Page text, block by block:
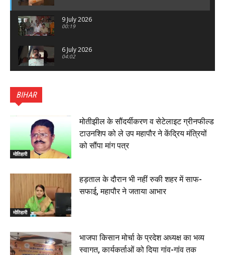
9 July 2026
00:19
6 July 2026
04:02
का भव्य पथ संचलन, 5 July 2026
बेतिया : मझौलिया में 1.24 क्विंटल गांजा के साथ बोलेरो ज़ब्त, दो
तस्कर गिरफ्तार, 4 July 2026
00:39
00:33
रक्सौल : सुरक्षा जॉंच को सोना-चांदी दुकानों का एसडीपीओ और
थानाध्यक्ष ने किया निरीक्षण, 19 June 2026
00:58
बेतिया में सगे भाई ने मां के साथ मिलकर की भाई की हत्या, शव
जलाया, दोनों गिरफ्तार, 14 June 2026
00:12
BIHAR
मोतिहारी
मोतीझील के सौंदर्यीकरण व सेटेलाइट ग्रीनफील्ड
टाउनशिप को ले उप महापौर ने केंद्रिय मंत्रियों
को सौंपा मांग पत्र
मोतिहारी
हड़ताल के दौरान भी नहीं रुकी शहर में साफ-
सफाई, महापौर ने जताया आभार
भाजपा किसान मोर्चा के प्रदेश अध्यक्ष का भव्य
स्वागत, कार्यकर्ताओं को दिया गांव-गांव तक